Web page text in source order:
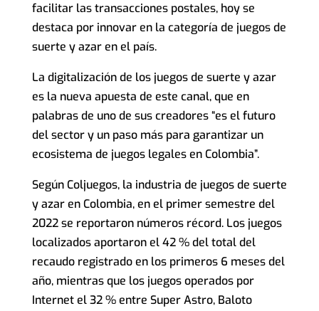
facilitar las transacciones postales, hoy se
destaca por innovar en la categoría de juegos de
suerte y azar en el país.
La digitalización de los juegos de suerte y azar
es la nueva apuesta de este canal, que en
palabras de uno de sus creadores “es el futuro
del sector y un paso más para garantizar un
ecosistema de juegos legales en Colombia”.
Según Coljuegos, la industria de juegos de suerte
y azar en Colombia, en el primer semestre del
2022 se reportaron números récord. Los juegos
localizados aportaron el 42 % del total del
recaudo registrado en los primeros 6 meses del
año, mientras que los juegos operados por
Internet el 32 % entre Super Astro, Baloto